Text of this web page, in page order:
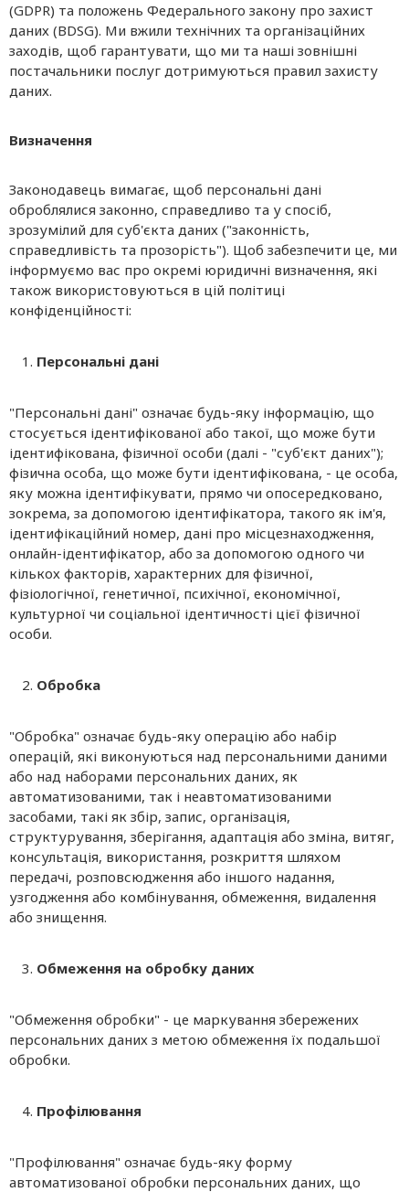
(GDPR) та положень Федерального закону про захист
даних (BDSG). Ми вжили технічних та організаційних
заходів, щоб гарантувати, що ми та наші зовнішні
постачальники послуг дотримуються правил захисту
даних.
Визначення
Законодавець вимагає, щоб персональні дані
оброблялися законно, справедливо та у спосіб,
зрозумілий для суб'єкта даних ("законність,
справедливість та прозорість"). Щоб забезпечити це, ми
інформуємо вас про окремі юридичні визначення, які
також використовуються в цій політиці
конфіденційності:
Персональні дані
"Персональні дані" означає будь-яку інформацію, що
стосується ідентифікованої або такої, що може бути
ідентифікована, фізичної особи (далі - "суб'єкт даних");
фізична особа, що може бути ідентифікована, - це особа,
яку можна ідентифікувати, прямо чи опосередковано,
зокрема, за допомогою ідентифікатора, такого як ім'я,
ідентифікаційний номер, дані про місцезнаходження,
онлайн-ідентифікатор, або за допомогою одного чи
кількох факторів, характерних для фізичної,
фізіологічної, генетичної, психічної, економічної,
культурної чи соціальної ідентичності цієї фізичної
особи.
Обробка
"Обробка" означає будь-яку операцію або набір
операцій, які виконуються над персональними даними
або над наборами персональних даних, як
автоматизованими, так і неавтоматизованими
засобами, такі як збір, запис, організація,
структурування, зберігання, адаптація або зміна, витяг,
консультація, використання, розкриття шляхом
передачі, розповсюдження або іншого надання,
узгодження або комбінування, обмеження, видалення
або знищення.
Обмеження на обробку даних
"Обмеження обробки" - це маркування збережених
персональних даних з метою обмеження їх подальшої
обробки.
Профілювання
"Профілювання" означає будь-яку форму
автоматизованої обробки персональних даних, що